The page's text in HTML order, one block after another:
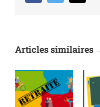
Articles similaires